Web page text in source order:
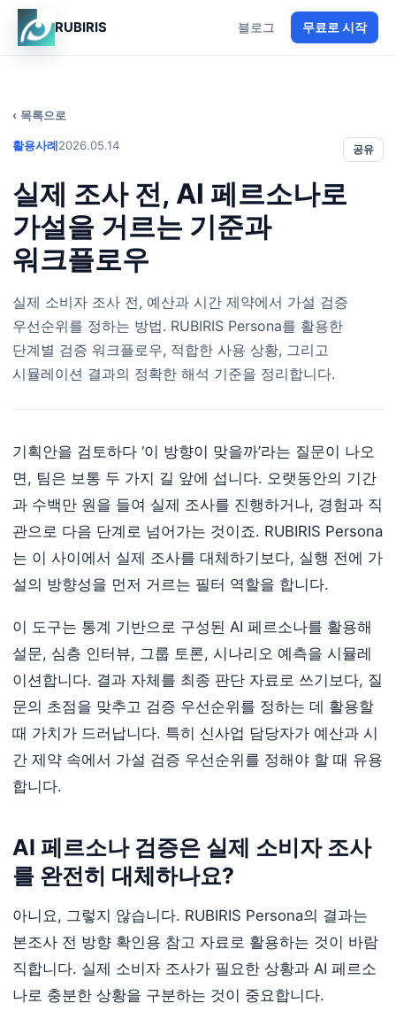
RUBIRIS 블로그 무료로 시작
목록으로
활용사례2026.05.14 공유
실제 조사 전, AI 페르소나로
가설을 거르는 기준과
워크플로우
실제 소비자 조사 전, 예산과 시간 제약에서 가설 검증
우선순위를 정하는 방법. RUBIRIS Persona를 활용한
단계별 검증 워크플로우, 적합한 사용 상황, 그리고
시뮬레이션 결과의 정확한 해석 기준을 정리합니다.
기획안을 검토하다 ‘이 방향이 맞을까’라는 질문이 나오
면, 팀은 보통 두 가지 길 앞에 섭니다. 오랫동안의 기간
과 수백만 원을 들여 실제 조사를 진행하거나, 경험과 직
관으로 다음 단계로 넘어가는 것이죠. RUBIRIS Persona
는 이 사이에서 실제 조사를 대체하기보다, 실행 전에 가
설의 방향성을 먼저 거르는 필터 역할을 합니다.
이 도구는 통계 기반으로 구성된 AI 페르소나를 활용해
설문, 심층 인터뷰, 그룹 토론, 시나리오 예측을 시뮬레
이션합니다. 결과 자체를 최종 판단 자료로 쓰기보다, 질
문의 초점을 맞추고 검증 우선순위를 정하는 데 활용할
때 가치가 드러납니다. 특히 신사업 담당자가 예산과 시
간 제약 속에서 가설 검증 우선순위를 정해야 할 때 유용
합니다.
AI 페르소나 검증은 실제 소비자 조사
를 완전히 대체하나요?
아니요, 그렇지 않습니다. RUBIRIS Persona의 결과는
본조사 전 방향 확인용 참고 자료로 활용하는 것이 바람
직합니다. 실제 소비자 조사가 필요한 상황과 AI 페르소
나로 충분한 상황을 구분하는 것이 중요합니다.